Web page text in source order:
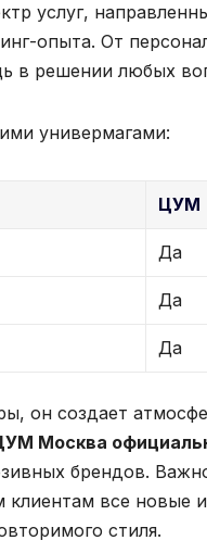
услуг,
опыта. От
в решении любых
универмагами:
ЦУМ
Да
Да
Да
он создает
Москва
брендов.
клиентам все
стиля.